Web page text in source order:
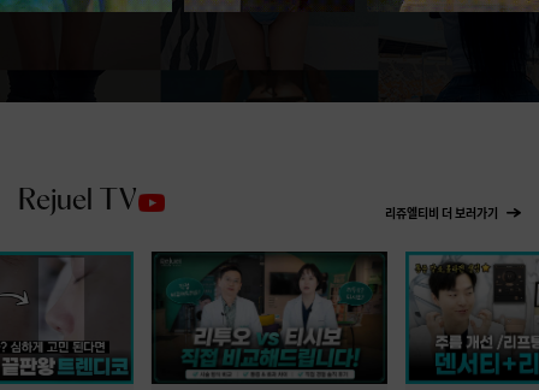
Rejuel TV 리쥬엘티비 더 보러가기